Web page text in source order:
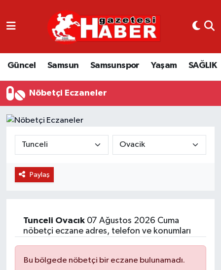
Güncel Samsun Samsunspor Yaşam SAĞLIK
Nöbetçi Eczaneler
Paylaş
Tunceli Ovacık07 Ağustos 2026 Cuma
nöbetçi eczane adres, telefon ve konumları
Bu bölgede nöbetçi bir eczane bulunamadı.
GÜNCEL
SAMSUN
YAŞAM